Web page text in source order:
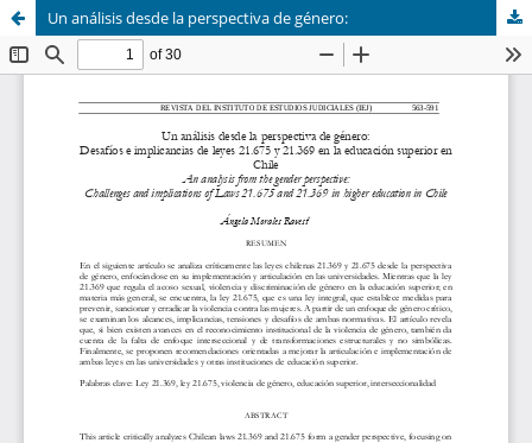
Un análisis desde la perspectiva de género: